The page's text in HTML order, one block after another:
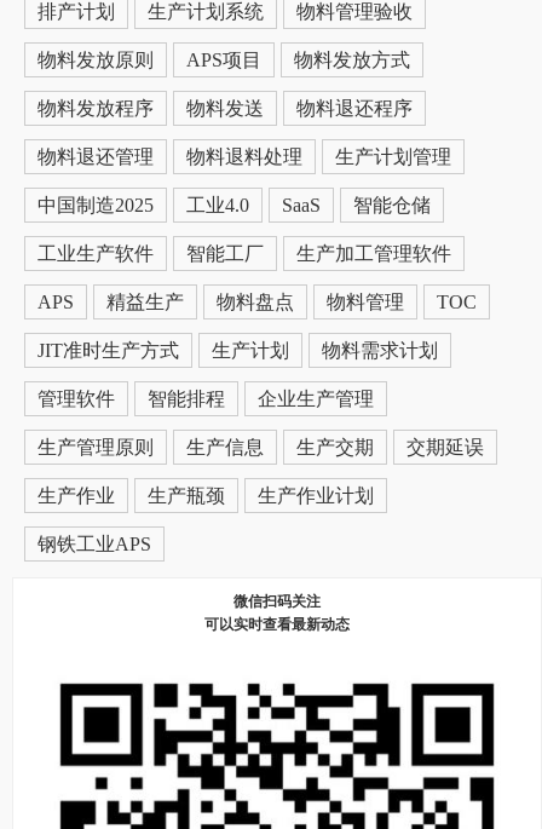
排产计划 生产计划系统 物料管理验收
物料发放原则 APS项目 物料发放方式
物料发放程序 物料发送 物料退还程序
物料退还管理 物料退料处理 生产计划管理
中国制造2025 工业4.0 SaaS 智能仓储
工业生产软件 智能工厂 生产加工管理软件
APS 精益生产 物料盘点 物料管理 TOC
JIT准时生产方式 生产计划 物料需求计划
管理软件 智能排程 企业生产管理
生产管理原则 生产信息 生产交期 交期延误
生产作业 生产瓶颈 生产作业计划
钢铁工业APS
微信扫码关注
可以实时查看最新动态